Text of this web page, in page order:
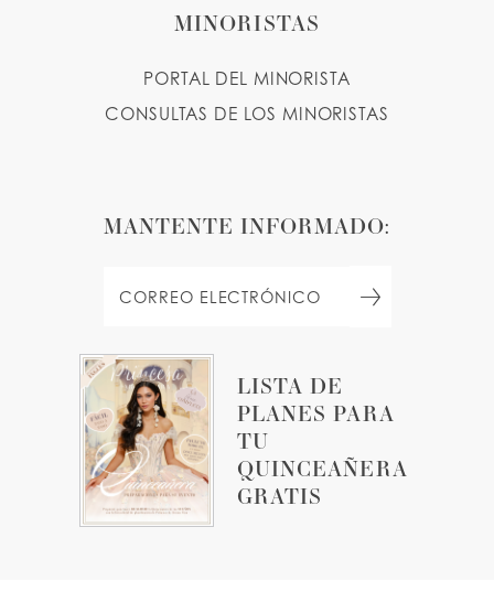
LISTA DE
PLANES PARA
TU
QUINCEAÑERA
GRATIS
MINORISTAS
PORTAL DEL MINORISTA
CONSULTAS DE LOS MINORISTAS
MANTENTE INFORMADO: